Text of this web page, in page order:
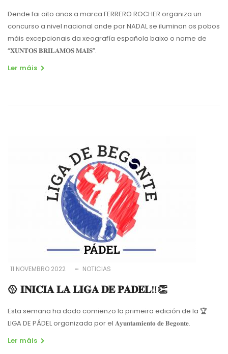
Dende fai oito anos a marca FERRERO ROCHER organiza un
concurso a nivel nacional onde por NADAL se iluminan os pobos
máis excepcionais da xeografía española baixo o nome de
“𝐗𝐔𝐍𝐓𝐎𝐒 𝐁𝐑𝐈𝐋𝐀𝐌𝐎𝐒 𝐌𝐀𝐈𝐒”.
Ler máis
11 NOVEMBRO 2022 NOTICIAS
🥎 𝐈𝐍𝐈𝐂𝐈𝐀 𝐋𝐀 𝐋𝐈𝐆𝐀 𝐃𝐄 𝐏𝐀𝐃𝐄𝐋‼️👏
Esta semana ha dado comienzo la primeira edición de la 🏆
LIGA DE PÁDEL organizada por el 𝐀𝐲𝐮𝐧𝐭𝐚𝐦𝐢𝐞𝐧𝐭𝐨 𝐝𝐞 𝐁𝐞𝐠𝐨𝐧𝐭𝐞.
Ler máis